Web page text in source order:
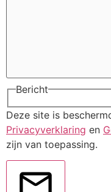
Bericht
Deze site is
Privacyverklaring en
zijn van toepassing.